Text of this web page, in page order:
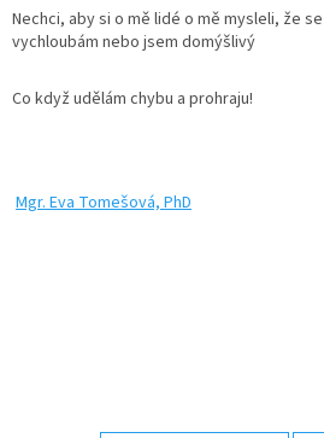
Nechci, aby si o mě lidé o mě mysleli, že se
vychloubám nebo jsem domýšlivý
Co když udělám chybu a prohraju!
Mgr. Eva Tomešová, PhD